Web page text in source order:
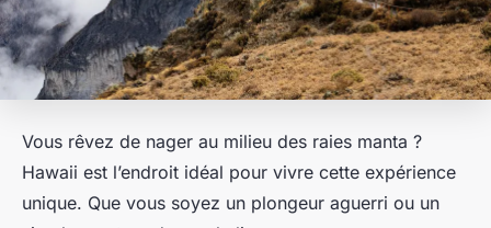
Vous rêvez de nager au milieu des raies manta ?
Hawaii est l’endroit idéal pour vivre cette expérience
unique. Que vous soyez un plongeur aguerri ou un